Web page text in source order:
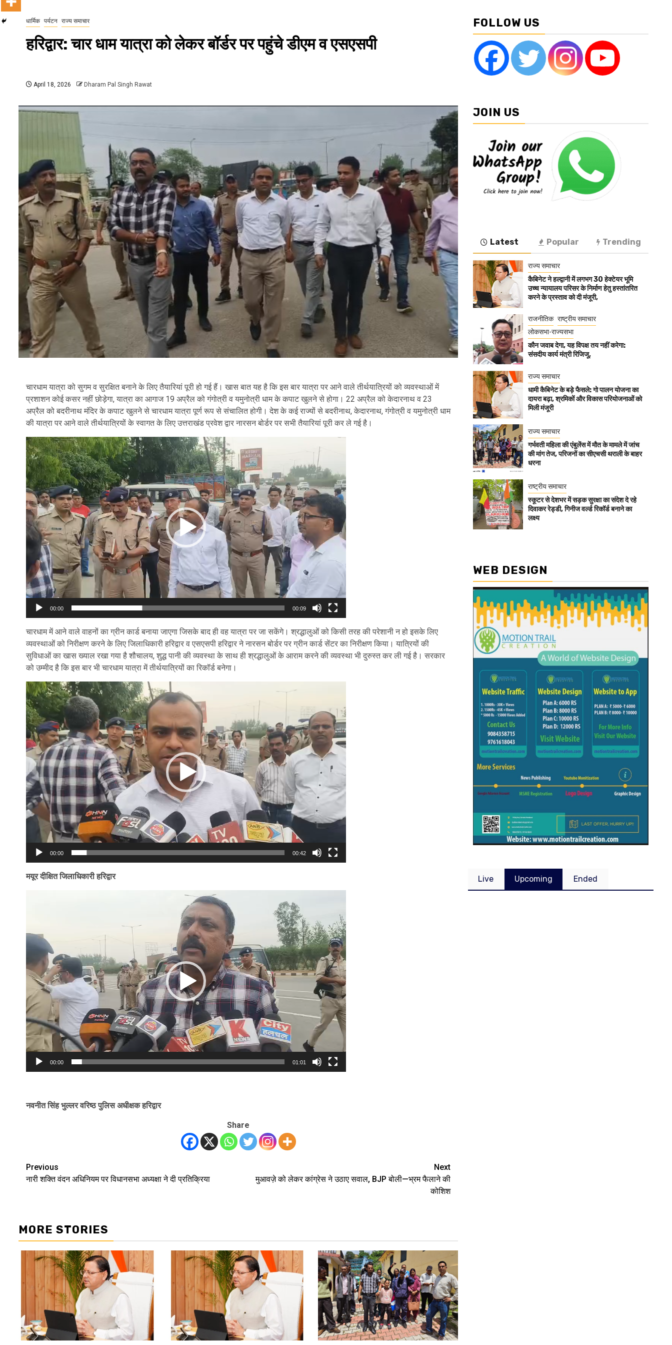
धार्मिक पर्यटन राज्य समाचार
हरिद्वार: चार धाम यात्रा को लेकर बॉर्डर पर पहुंचे डीएम व एसएसपी
April 18, 2026 Dharam Pal Singh Rawat
चारधाम यात्रा को सुगम व सुरक्षित बनाने के लिए तैयारियां पूरी हो गई हैं। खास बात यह है कि इस बार यात्रा पर आने वाले तीर्थयात्रियों को व्यवस्थाओं में
प्रशाशन कोई कसर नहीं छोड़ेगा, यात्रा का आगाज 19 अप्रैल को गंगोत्री व यमुनोत्री धाम के कपाट खुलने से होगा। 22 अप्रैल को केदारनाथ व 23
अप्रैल को बदरीनाथ मंदिर के कपाट खुलने से चारधाम यात्रा पूर्ण रूप से संचालित होगी। देश के कई राज्यों से बदरीनाथ, केदारनाथ, गंगोत्री व यमुनोत्री धाम
की यात्रा पर आने वाले तीर्थयात्रियों के स्वागत के लिए उत्तराखंड प्रवेश द्वार नारसन बोर्डर पर सभी तैयारियां पूरी कर ले गई है।
Video
Player
00:00 00:09
चारधाम में आने वाले वाहनों का ग्रीन कार्ड बनाया जाएगा जिसके बाद ही वह यात्रा पर जा सकेंगे। श्रद्धालुओं को किसी तरह की परेशानी न हो इसके लिए
व्यवस्थाओं को निरीक्षण करने के लिए जिलाधिकारी हरिद्वार व एसएसपी हरिद्वार ने नारसन बोर्डर पर ग्रीन कार्ड सेंटर का निरीक्षण किया। यात्रियों की
सुविधाओं का खास ख्याल रखा गया है शौचालय, शुद्ध पानी की व्यवस्था के साथ ही श्रद्धालुओं के आराम करने की व्यवस्था भी दुरुस्त कर ली गई है। सरकार
को उम्मीद है कि इस बार भी चारधाम यात्रा में तीर्थयात्रियों का रिकॉर्ड बनेगा।
Video
Player
00:00 00:42
मयूर दीक्षित जिलाधिकारी हरिद्वार
00:00 01:01
नवनीत सिंह भुल्लर वरिष्ठ पुलिस अधीक्षक हरिद्वार
Share
Post
Previous
नारी शक्ति वंदन अधिनियम पर विधानसभा अध्यक्षा ने दी प्रतिक्रिया
Next
मुआवज़े को लेकर कांग्रेस ने उठाए सवाल, BJP बोली—भ्रम फैलाने की
कोशिश
MORE STORIES
FOLLOW US
JOIN US
Latest Popular Trending
राज्य समाचार
कैबिनेट ने हल्द्वानी में लगभग 30 हेक्टेयर भूमि
उच्च न्यायालय परिसर के निर्माण हेतु हस्तांतरित
करने के प्रस्ताव को दी मंजूरी,
राजनीतिक राष्ट्रीय समाचार
लोकसभा-राज्यसभा
कौन जवाब देगा, यह विपक्ष तय नहीं करेगा:
संसदीय कार्य मंत्री रिजिजू,
राज्य समाचार
धामी कैबिनेट के बड़े फैसले: गो पालन योजना का
दायरा बढ़ा, श्रमिकों और विकास परियोजनाओं को
मिली मंजूरी
राज्य समाचार
गर्भवती महिला की एंबुलेंस में मौत के मामले में जांच
की मांग तेज, परिजनों का सीएचसी थराली के बाहर
धरना
राष्ट्रीय समाचार
स्कूटर से देशभर में सड़क सुरक्षा का संदेश दे रहे
दिवाकर रेड्डी, गिनीज वर्ल्ड रिकॉर्ड बनाने का
लक्ष्य
WEB DESIGN
Live Upcoming Ended